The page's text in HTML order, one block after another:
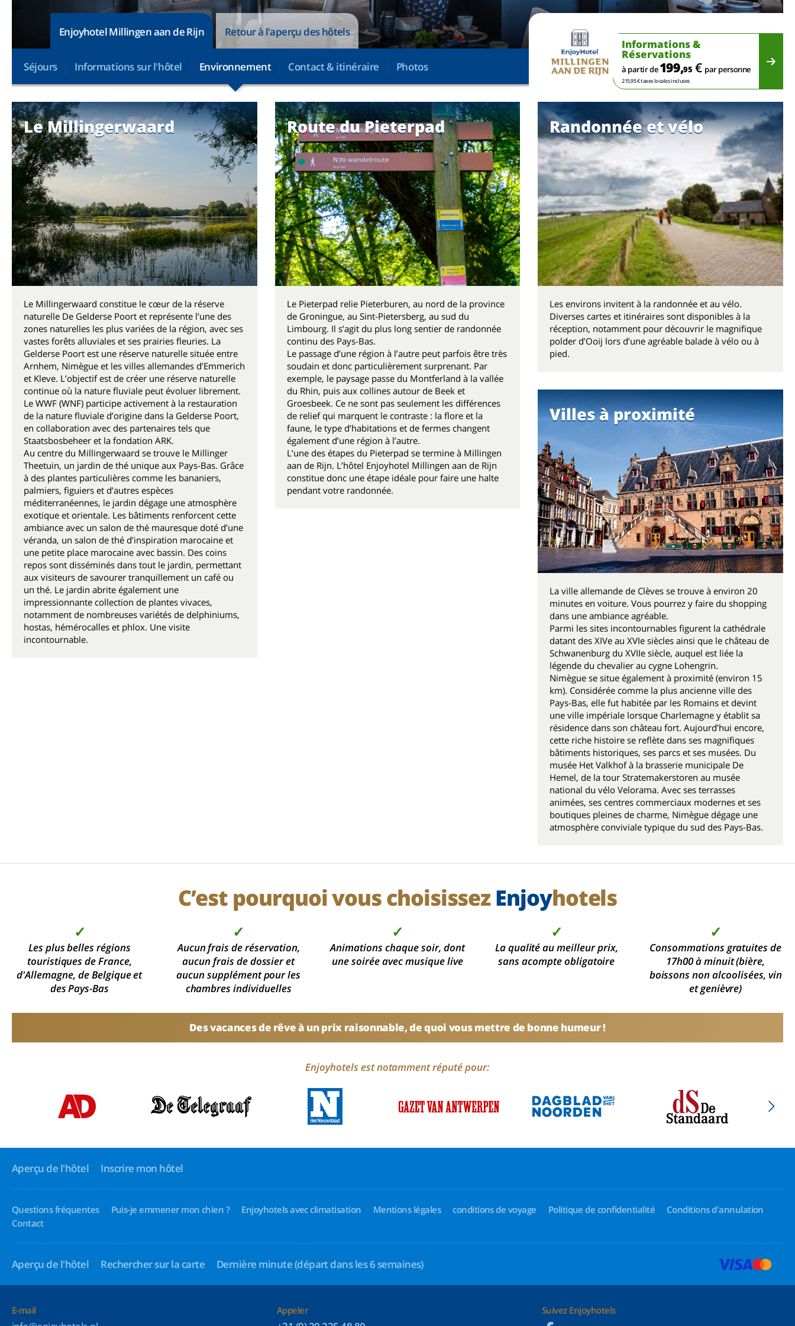
Enjoyhotel Millingen aan de Rijn Retour à l'aperçu des hôtels
Séjours Informations sur l'hôtel Environnement Contact & itinéraire Photos
Informations &
Réservations
à partir de199,95 € par personne
215,95 € taxes locales incluses
Le Millingerwaard
Le Millingerwaard constitue le cœur de la réserve
naturelle De Gelderse Poort et représente l’une des
zones naturelles les plus variées de la région, avec ses
vastes forêts alluviales et ses prairies fleuries. La
Gelderse Poort est une réserve naturelle située entre
Arnhem, Nimègue et les villes allemandes d’Emmerich
et Kleve. L’objectif est de créer une réserve naturelle
continue où la nature fluviale peut évoluer librement.
Le WWF (WNF) participe activement à la restauration
de la nature fluviale d’origine dans la Gelderse Poort,
en collaboration avec des partenaires tels que
Staatsbosbeheer et la fondation ARK.
Au centre du Millingerwaard se trouve le Millinger
Theetuin, un jardin de thé unique aux Pays-Bas. Grâce
à des plantes particulières comme les bananiers,
palmiers, figuiers et d’autres espèces
méditerranéennes, le jardin dégage une atmosphère
exotique et orientale. Les bâtiments renforcent cette
ambiance avec un salon de thé mauresque doté d’une
véranda, un salon de thé d’inspiration marocaine et
une petite place marocaine avec bassin. Des coins
repos sont disséminés dans tout le jardin, permettant
aux visiteurs de savourer tranquillement un café ou
un thé. Le jardin abrite également une
impressionnante collection de plantes vivaces,
notamment de nombreuses variétés de delphiniums,
hostas, hémérocalles et phlox. Une visite
incontournable.
Route du Pieterpad
Le Pieterpad relie Pieterburen, au nord de la province
de Groningue, au Sint-Pietersberg, au sud du
Limbourg. Il s’agit du plus long sentier de randonnée
continu des Pays-Bas.
Le passage d’une région à l’autre peut parfois être très
soudain et donc particulièrement surprenant. Par
exemple, le paysage passe du Montferland à la vallée
du Rhin, puis aux collines autour de Beek et
Groesbeek. Ce ne sont pas seulement les différences
de relief qui marquent le contraste : la flore et la
faune, le type d’habitations et de fermes changent
également d’une région à l’autre.
L’une des étapes du Pieterpad se termine à Millingen
aan de Rijn. L’hôtel Enjoyhotel Millingen aan de Rijn
constitue donc une étape idéale pour faire une halte
pendant votre randonnée.
Randonnée et vélo
Les environs invitent à la randonnée et au vélo.
Diverses cartes et itinéraires sont disponibles à la
réception, notamment pour découvrir le magnifique
polder d’Ooij lors d’une agréable balade à vélo ou à
pied.
Villes à proximité
La ville allemande de Clèves se trouve à environ 20
minutes en voiture. Vous pourrez y faire du shopping
dans une ambiance agréable.
Parmi les sites incontournables figurent la cathédrale
datant des XIVe au XVIe siècles ainsi que le château de
Schwanenburg du XVIIe siècle, auquel est liée la
légende du chevalier au cygne Lohengrin.
Nimègue se situe également à proximité (environ 15
km). Considérée comme la plus ancienne ville des
Pays-Bas, elle fut habitée par les Romains et devint
une ville impériale lorsque Charlemagne y établit sa
résidence dans son château fort. Aujourd’hui encore,
cette riche histoire se reflète dans ses magnifiques
bâtiments historiques, ses parcs et ses musées. Du
musée Het Valkhof à la brasserie municipale De
Hemel, de la tour Stratemakerstoren au musée
national du vélo Velorama. Avec ses terrasses
animées, ses centres commerciaux modernes et ses
boutiques pleines de charme, Nimègue dégage une
atmosphère conviviale typique du sud des Pays-Bas.
C’est pourquoi vous choisissezEnjoyhotels
✓
Les plus belles régions
touristiques de France,
d'Allemagne, de Belgique et
des Pays-Bas
✓
Aucun frais de réservation,
aucun frais de dossier et
aucun supplément pour les
chambres individuelles
✓
Animations chaque soir, dont
une soirée avec musique live
✓
La qualité au meilleur prix,
sans acompte obligatoire
✓
Consommations gratuites de
17h00 à minuit (bière,
boissons non alcoolisées, vin
et genièvre)
Des vacances de rêve à un prix raisonnable, de quoi vous mettre de bonne humeur !
Enjoyhotels est notamment réputé pour:
Aperçu de l'hôtel Inscrire mon hôtel
Questions fréquentes Puis-je emmener mon chien ? Enjoyhotels avec climatisation Mentions légales conditions de voyage Politique de confidentialité
Conditions d'annulation
Contact
Aperçu de l'hôtel Rechercher sur la carte Dernière minute(départ dans les 6 semaines)
E-mail Appeler Suivez Enjoyhotels